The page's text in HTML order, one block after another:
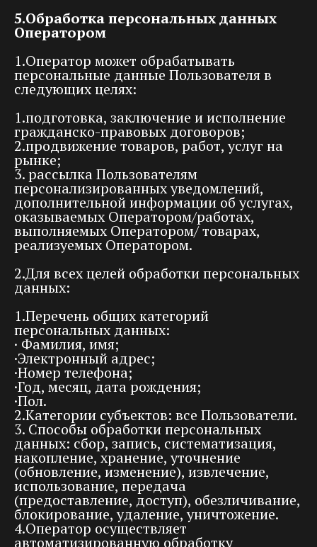
5.Обработка персональных данных
Оператором
1.Оператор может обрабатывать
персональные данные Пользователя в
следующих целях:
1.подготовка, заключение и исполнение
гражданско-правовых договоров;
2.продвижение товаров, работ, услуг на
рынке;
3. рассылка Пользователям
персонализированных уведомлений,
дополнительной информации об услугах,
оказываемых Оператором/работах,
выполняемых Оператором/ товарах,
реализуемых Оператором.
2.Для всех целей обработки персональных
данных:
1.Перечень общих категорий
персональных данных:
· Фамилия, имя;
·Электронный адрес;
·Номер телефона;
·Год, месяц, дата рождения;
·Пол.
2.Категории субъектов: все Пользователи.
3. Способы обработки персональных
данных: сбор, запись, систематизация,
накопление, хранение, уточнение
(обновление, изменение), извлечение,
использование, передача
(предоставление, доступ), обезличивание,
блокирование, удаление, уничтожение.
4.Оператор осуществляет
автоматизированную обработку